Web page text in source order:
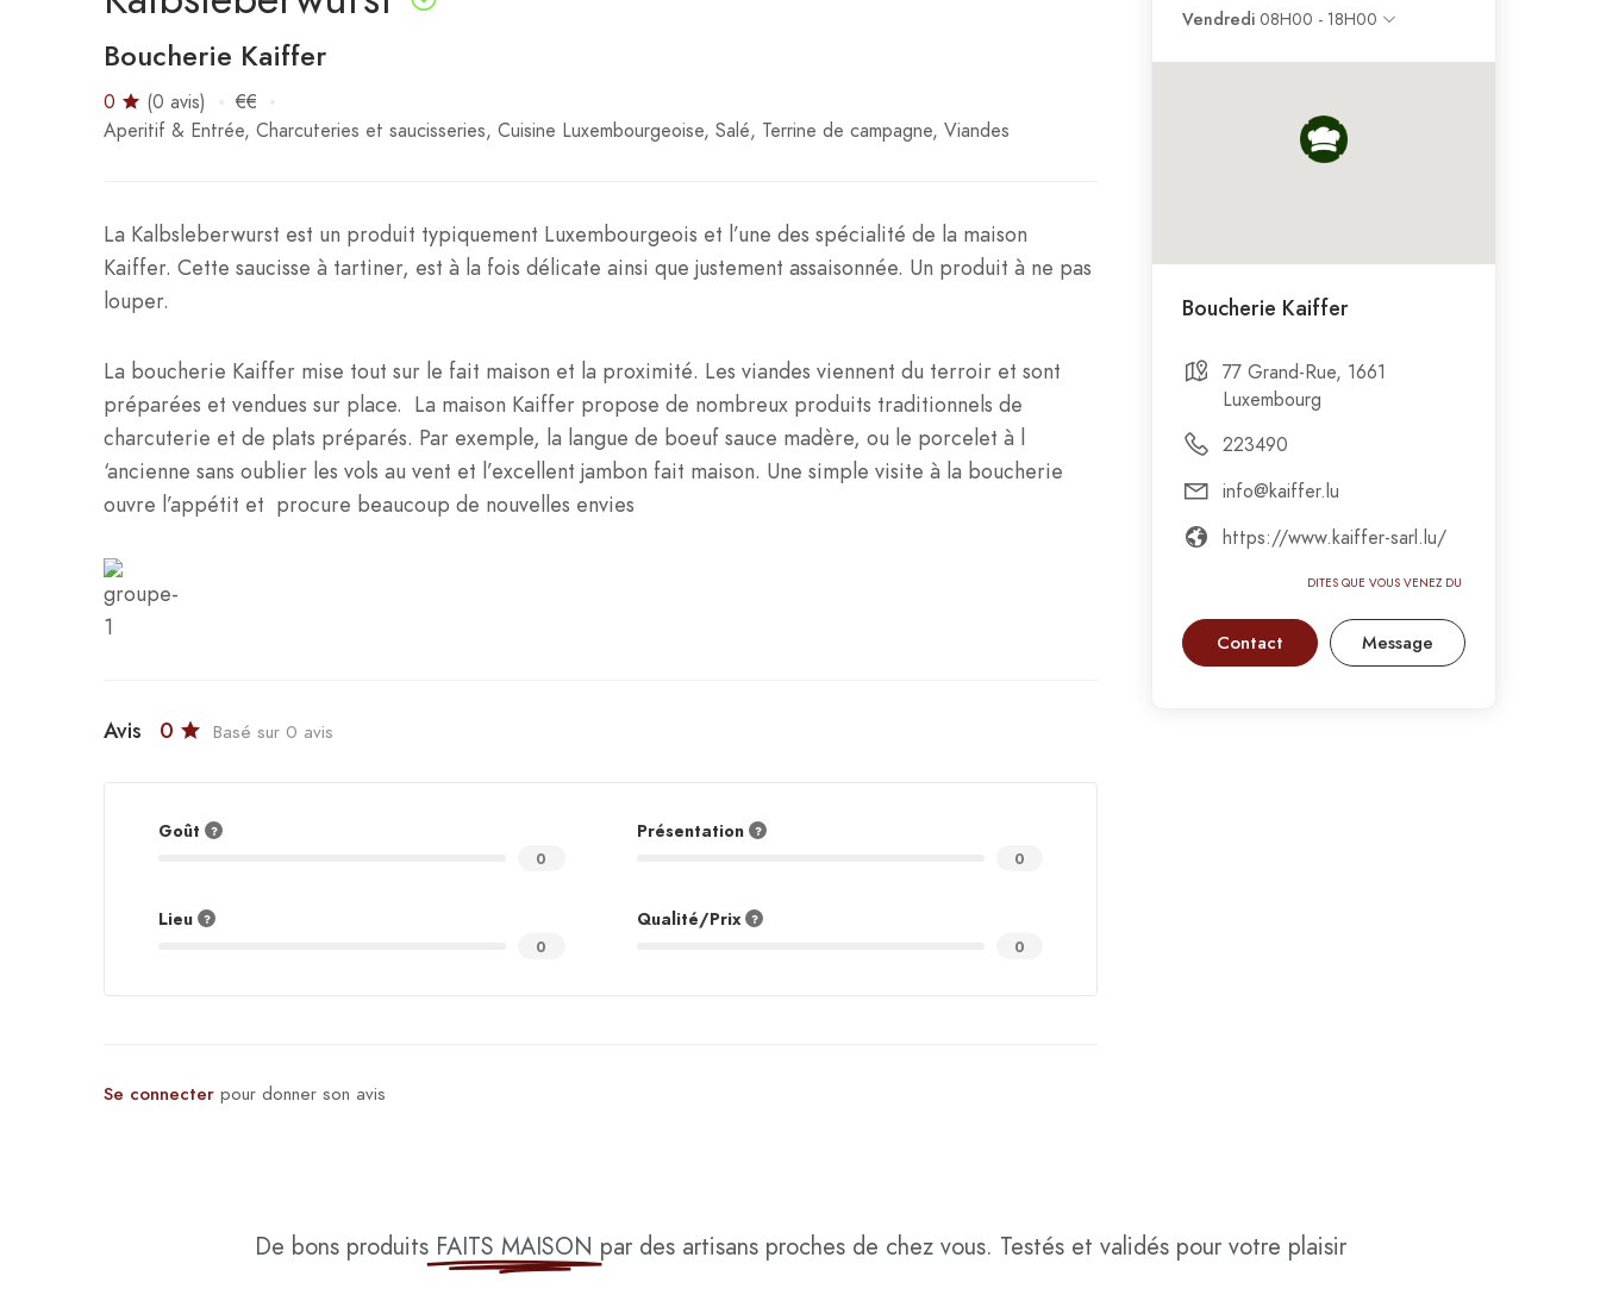
Boucherie Kaiffer
0 (0 avis)
€€
Aperitif & Entrée Charcuteries et saucisseries Cuisine Luxembourgeoise Salé Terrine de campagne Viandes
La Kalbsleberwurst est un produit typiquement Luxembourgeois et l’une des spécialité de la maison
Kaiffer. Cette saucisse à tartiner, est à la fois délicate ainsi que justement assaisonnée. Un produit à ne pas
louper.
La boucherie Kaiffer mise tout sur le fait maison et la proximité. Les viandes viennent du terroir et sont
préparées et vendues sur place. La maison Kaiffer propose de nombreux produits traditionnels de
charcuterie et de plats préparés. Par exemple, la langue de boeuf sauce madère, ou le porcelet à l
‘ancienne sans oublier les vols au vent et l’excellent jambon fait maison. Une simple visite à la boucherie
ouvre l’appétit et procure beaucoup de nouvelles envies
Avis 0 Basé sur 0 avis
Goût
0
Présentation
0
Lieu
0
Qualité/Prix
0
Se connecter pour donner son avis
Vendredi 08H00 - 18H00
Boucherie Kaiffer
77 Grand-Rue, 1661
Luxembourg
223490
info@kaiffer.lu
https://www.kaiffer-sarl.lu/
DITES QUE VOUS VENEZ DU GASTRONOMIC-
CIRCUS
Contact Message
De bons produits FAITS MAISON par des artisans proches de chez vous. Testés et validés pour votre plaisir